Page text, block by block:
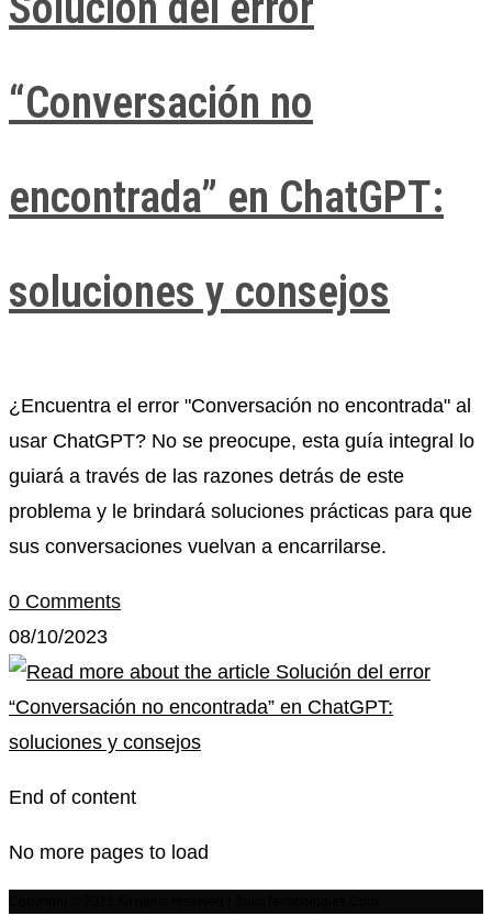
“Conversación no
encontrada” en ChatGPT:
soluciones y consejos
¿Encuentra el error "Conversación no encontrada" al
usar ChatGPT? No se preocupe, esta guía integral lo
guiará a través de las razones detrás de este
problema y le brindará soluciones prácticas para que
sus conversaciones vuelvan a encarrilarse.
0 Comments
08/10/2023
End of content
No more pages to load